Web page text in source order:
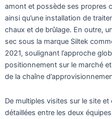
amont et possède ses propres
ainsi qu’une installation de
chaux et de brûlage. En outre,
sec sous la marque Siltek
2021, soulignant l’approche
positionnement sur le marché
de la chaîne
De multiples visites sur le site
détaillées entre les deux